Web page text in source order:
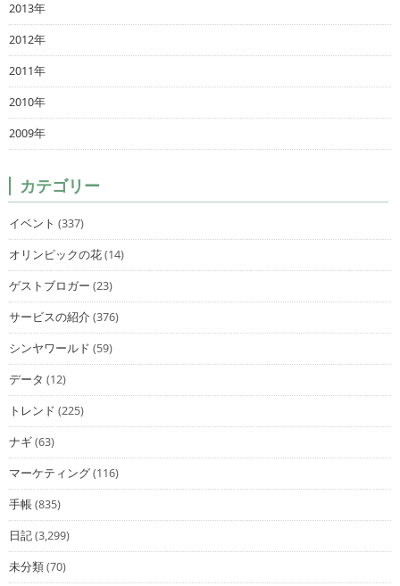
2013年
2012年
2011年
2010年
2009年
カテゴリー
イベント (337)
オリンピックの花(14)
ゲストブロガー (23)
サービスの紹介(376)
シンヤワールド (59)
データ (12)
トレンド (225)
ナギ(63)
マーケティング(116)
手帳(835)
日記(3,299)
未分類(70)